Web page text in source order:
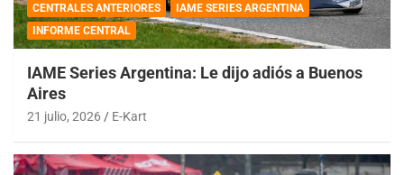
CENTRALES ANTERIORES
IAME SERIES ARGENTINA
INFORME CENTRAL
IAME Series Argentina: Le dijo adiós a Buenos
Aires
21 julio, 2026 E-Kart